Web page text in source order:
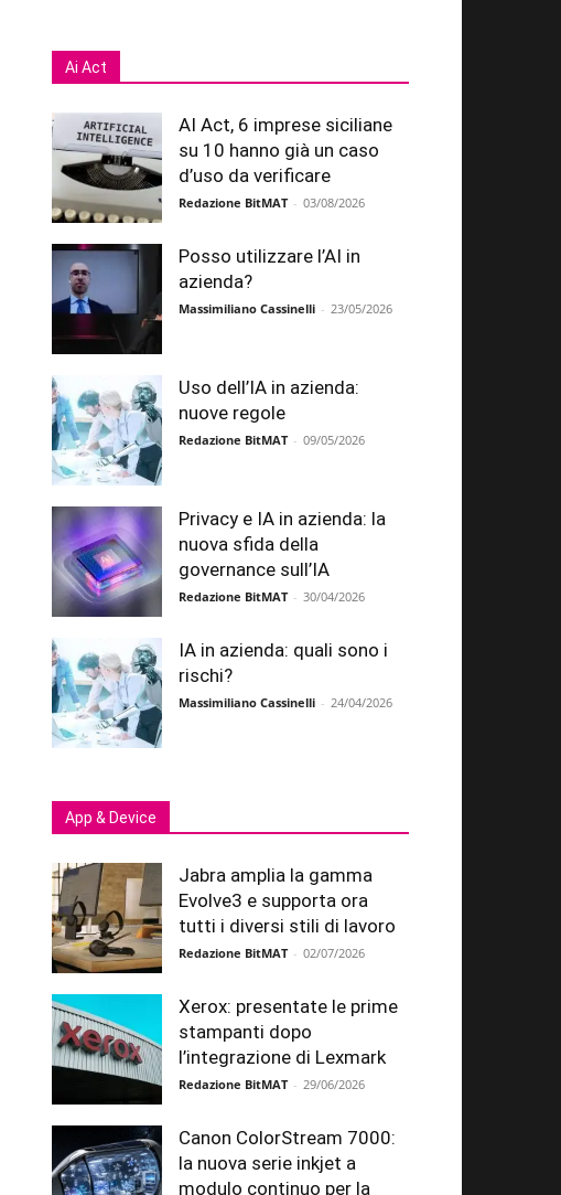
Ai Act
AI Act, 6 imprese siciliane
su 10 hanno già un caso
d’uso da verificare
Redazione BitMAT - 03/08/2026
Posso utilizzare l’AI in
azienda?
Massimiliano Cassinelli - 23/05/2026
Uso dell’IA in azienda:
nuove regole
Redazione BitMAT - 09/05/2026
Privacy e IA in azienda: la
nuova sfida della
governance sull’IA
Redazione BitMAT - 30/04/2026
IA in azienda: quali sono i
rischi?
Massimiliano Cassinelli - 24/04/2026
App & Device
Jabra amplia la gamma
Evolve3 e supporta ora
tutti i diversi stili di lavoro
Redazione BitMAT - 02/07/2026
Xerox: presentate le prime
stampanti dopo
l’integrazione di Lexmark
Redazione BitMAT - 29/06/2026
Canon ColorStream 7000:
la nuova serie inkjet a
modulo continuo per la